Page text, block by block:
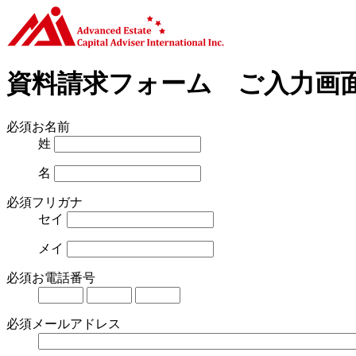
資料請求フォーム ご入力画
必須お名前
姓
名
必須フリガナ
セイ
メイ
必須お電話番号
必須 メールアドレス